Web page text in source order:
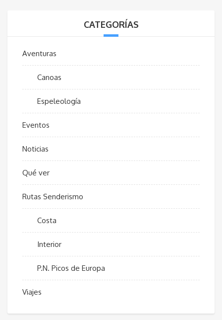
CATEGORÍAS
Aventuras
Canoas
Espeleología
Eventos
Noticias
Qué ver
Rutas Senderismo
Costa
Interior
P.N. Picos de Europa
Viajes